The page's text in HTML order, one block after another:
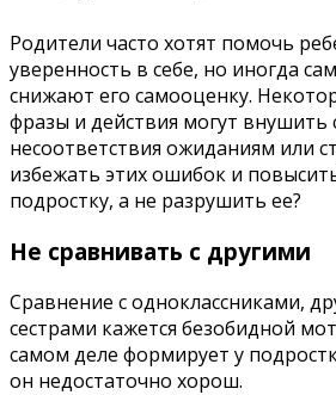
Родители часто хотят помочь
уверенность в себе, но иногда
снижают его самооценку.
фразы и действия могут внушить
несоответствия ожиданиям или
избежать этих ошибок и
подростку, а не разрушить ее?
Не сравнивать с другими
Сравнение с одноклассниками,
сестрами кажется безобидной
самом деле формирует у
он недостаточно хорош.